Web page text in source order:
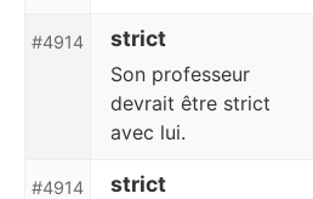
#4914 strict
Son professeur
devrait être strict
avec lui.
#4914 strict